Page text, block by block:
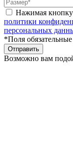
Нажимая кнопку
политики
персональных
*Поля
Отправить
Возможно вам